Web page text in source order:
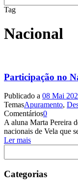
Tag
Nacional
Participação no
Publicado a 08 Mai
TemasApuramento,
Comentários0
A aluna Marta Pereira
nacionais de Vela que
Ler mais
Categorias